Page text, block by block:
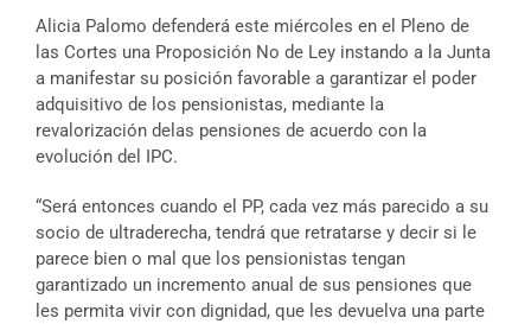
Alicia Palomo defenderá este miércoles en el Pleno de
las Cortes una Proposición No de Ley instando a la Junta
a manifestar su posición favorable a garantizar el poder
adquisitivo de los pensionistas, mediante la
revalorización delas pensiones de acuerdo con la
evolución del IPC.
“Será entonces cuando el PP, cada vez más parecido a su
socio de ultraderecha, tendrá que retratarse y decir si le
parece bien o mal que los pensionistas tengan
garantizado un incremento anual de sus pensiones que
les permita vivir con dignidad, que les devuelva una parte